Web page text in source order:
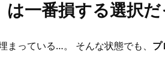
は一番損する選択
っている…。 そんな状態でも、 プ